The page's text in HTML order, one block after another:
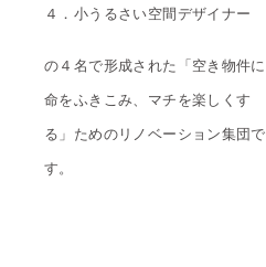
４．小うるさい空間デザイナー
の４名で形成された「空き物件に
命をふきこみ、マチを楽しくす
る」ためのリノベーション集団で
す。